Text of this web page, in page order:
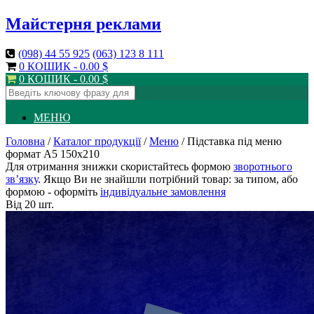
Майстерня реклами
(098) 44 55 925 (063) 123 8 111
0 КОШИК - 0.00 $
0 КОШИК - 0.00 $
МЕНЮ
Головна /Каталог продукції/Меню / Підставка під меню
формат А5 150х210
Для отримання знижки скористайтесь формою зворотнього
зв’язку. Якщо Ви не знайшли потрібний товар: за типом, або
формою - оформіть індивідуальне замовлення
Від 20 шт.